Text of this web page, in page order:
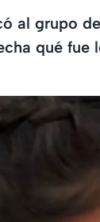
al grupo
qué